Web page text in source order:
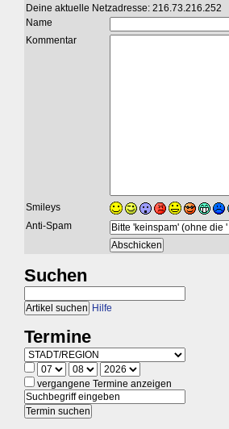
Deine aktuelle Netzadresse: 216.73.216.252
Name
Kommentar
Smileys
Anti-Spam
Suchen
Hilfe
Termine
vergangene Termine anzeigen